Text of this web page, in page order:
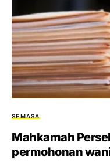
SEMASA
Mahkamah
permohonan